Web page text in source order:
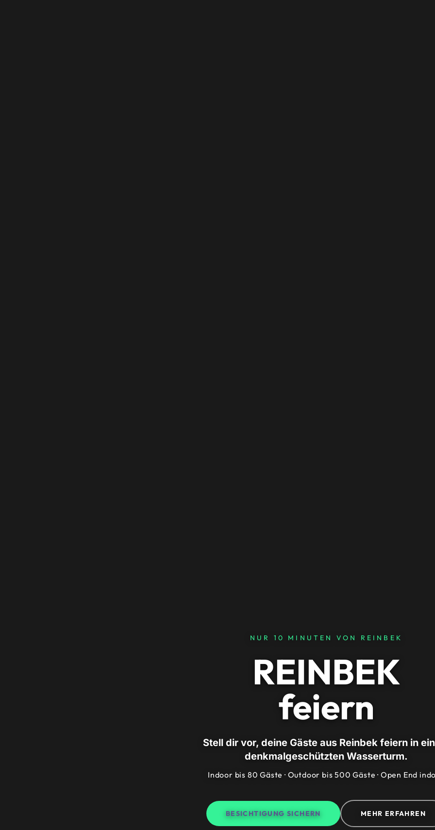
NUR 10 MINUTEN VON REINBEK
REINBEK
feiern
Stell dir vor, deine Gäste aus Reinbek feiern in
denkmalgeschützten Wasserturm.
Indoor bis 80 Gäste · Outdoor bis 500 Gäste · Open End
BESICHTIGUNG SICHERN MEHR ERFAHREN